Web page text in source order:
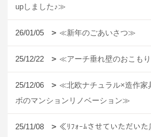
upしました♪≫
26/01/05 ≪新年のごあいさつ≫
25/12/22 ≪アーチ垂れ壁のおこも
25/12/06
≪北欧ナチュラル×造作家
ボのマンションリノベーション≫
25/11/08
≪ﾘﾌｫｰﾑさせていただいた